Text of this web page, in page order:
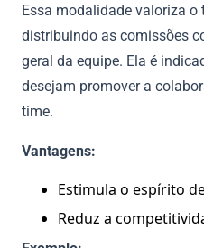
Essa modalidade valoriza o
distribuindo as comissões
geral da equipe. Ela é
desejam promover a
time.
Vantagens:
Estimula o espírito
Reduz a